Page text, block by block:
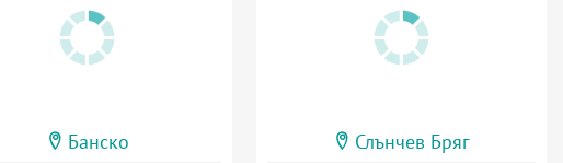
Банско Слънчев Бряг